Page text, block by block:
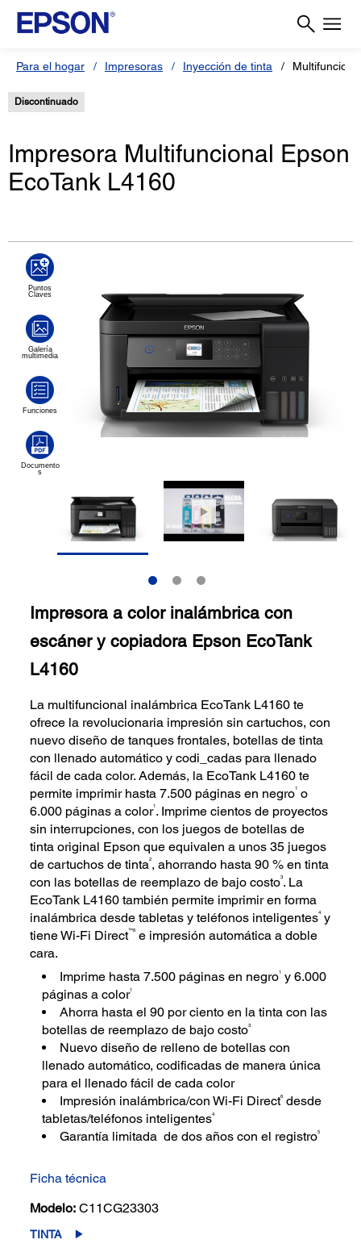
Para el hogar Impresoras Inyección de tinta
Discontinuado
Impresora Multifuncional Epson
EcoTank L4160
Impresora a color inalámbrica con
escáner y copiadora Epson EcoTank
L4160
La multifuncional inalámbrica EcoTank L4160 te
ofrece la revolucionaria impresión sin cartuchos, con
nuevo diseño de tanques frontales, botellas de tinta
con llenado automático y codi_cadas para llenado
fácil de cada color. Además, la EcoTank L4160 te
permite imprimir hasta 7.500 páginas en negro1 o
6.000 páginas a color1. Imprime cientos de proyectos
sin interrupciones, con los juegos de botellas de
tinta original Epson que equivalen a unos 35 juegos
de cartuchos de tinta2, ahorrando hasta 90 % en tinta
con las botellas de reemplazo de bajo costo3. La
EcoTank L4160 también permite imprimir en forma
inalámbrica desde tabletas y teléfonos inteligentes4 y
tiene Wi-Fi Direct™6 e impresión automática a doble
cara.
Imprime hasta 7.500 páginas en negro1 y 6.000
páginas a color1
Ahorra hasta el 90 por ciento en la tinta con las
botellas de reemplazo de bajo costo3
Nuevo diseño de relleno de botellas con
llenado automático, codificadas de manera única
para el llenado fácil de cada color
Impresión inalámbrica/con Wi-Fi Direct6 desde
tabletas/teléfonos inteligentes4
Garantía limitada de dos años con el registro5
Ficha técnica
Modelo: C11CG23303
TINTA